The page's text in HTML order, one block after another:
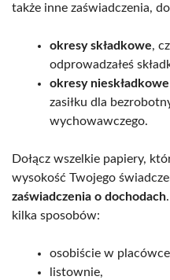
także inne zaświadczenia,
okresy składkowe,
odprowadzałeś
okresy nieskładkowe
zasiłku dla
wychowawczego.
Dołącz wszelkie papiery,
wysokość Twojego
zaświadczenia o dochodach
kilka sposobów:
osobiście w
listownie,